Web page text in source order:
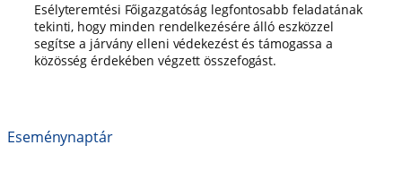
Esélyteremtési Főigazgatóság legfontosabb feladatának
tekinti, hogy minden rendelkezésére álló eszközzel
segítse a járvány elleni védekezést és támogassa a
közösség érdekében végzett összefogást.
Eseménynaptár